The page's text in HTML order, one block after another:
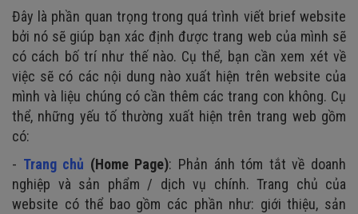
Đây là phần quan trọng trong quá trình viết brief website
bởi nó sẽ giúp bạn xác định được trang web của mình sẽ
có cách bố trí như thế nào. Cụ thể, bạn cần xem xét về
việc sẽ có các nội dung nào xuất hiện trên website của
mình và liệu chúng có cần thêm các trang con không. Cụ
thể, những yếu tố thường xuất hiện trên trang web gồm
có:
- Trang chủ (Home Page): Phản ánh tóm tắt về doanh
nghiệp và sản phẩm / dịch vụ chính. Trang chủ của
website có thể bao gồm các phần như: giới thiệu, sản